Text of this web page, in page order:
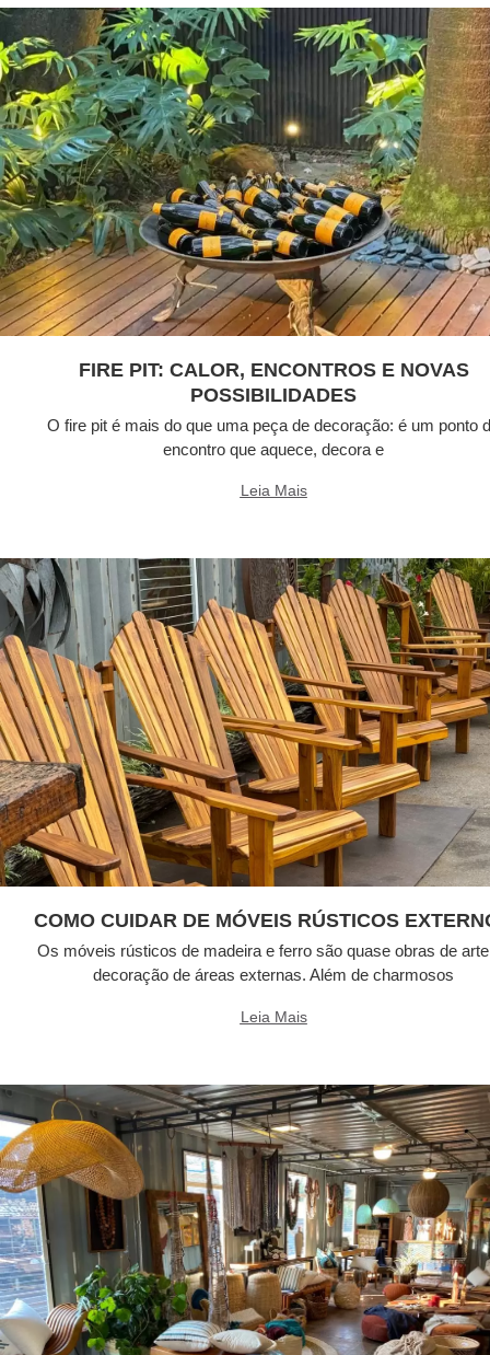
FIRE PIT: CALOR, ENCONTROS E NOVAS
POSSIBILIDADES
O fire pit é mais do que uma peça de decoração: é um ponto
encontro que aquece, decora e
Leia Mais
COMO CUIDAR DE MÓVEIS RÚSTICOS
Os móveis rústicos de madeira e ferro são quase obras de
decoração de áreas externas. Além de charmosos
Leia Mais